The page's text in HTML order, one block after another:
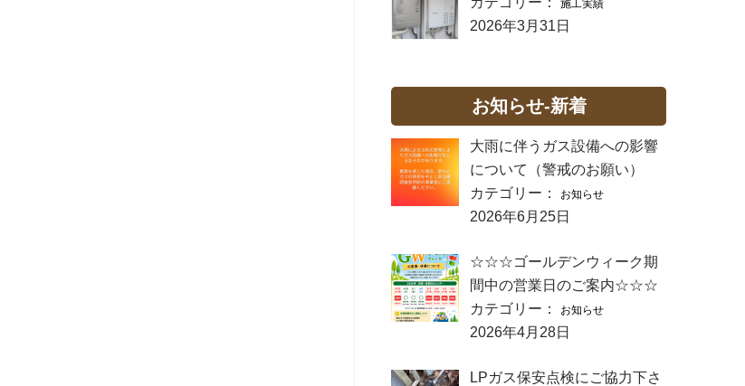
施工実績
2026年3月31日
お知らせ-新着
大雨に伴うガス設備への影響
について（警戒のお願い）
カテゴリー：
お知らせ
2026年6月25日
☆☆☆ゴールデンウィーク期
間中の営業日のご案内☆☆☆
カテゴリー：
お知らせ
2026年4月28日
LPガス保安点検にご協力下さ